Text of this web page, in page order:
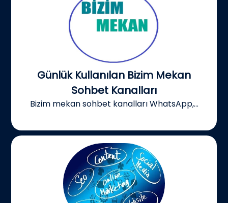
Günlük Kullanılan Bizim Mekan
Sohbet Kanalları
Bizim mekan sohbet kanalları WhatsApp,...